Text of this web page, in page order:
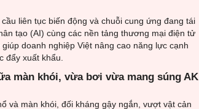
liên tục biến động và chuỗi cung ứng đang tái
tạo (AI) cùng các nền tảng thương mại điện tử
doanh nghiệp Việt nâng cao năng lực cạnh
đẩy xuất khẩu.
màn khói, vừa bơi vừa mang súng AK
và màn khói, đối kháng gậy ngắn, vượt vật cản